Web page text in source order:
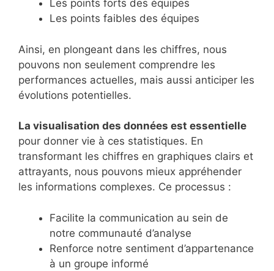
Les points forts des équipes
Les points faibles des équipes
Ainsi, en plongeant dans les chiffres, nous
pouvons non seulement comprendre les
performances actuelles, mais aussi anticiper les
évolutions potentielles.
La visualisation des données est essentielle
pour donner vie à ces statistiques. En
transformant les chiffres en graphiques clairs et
attrayants, nous pouvons mieux appréhender
les informations complexes. Ce processus :
Facilite la communication au sein de
notre communauté d’analyse
Renforce notre sentiment d’appartenance
à un groupe informé